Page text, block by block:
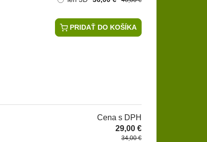
PRIDAŤ DO KOŠÍKA
Cena s DPH
29,00 €
34,00 €